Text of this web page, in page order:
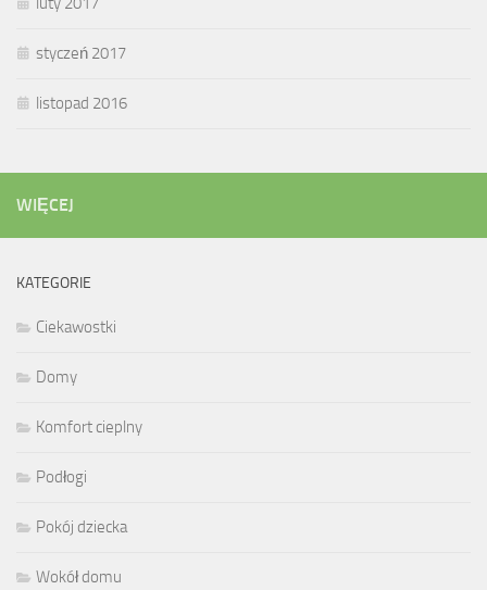
styczeń 2017
listopad 2016
WIĘCEJ
KATEGORIE
Ciekawostki
Domy
Komfort cieplny
Podłogi
Pokój dziecka
Wokół domu